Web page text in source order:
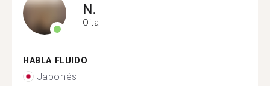
N.
Oita
HABLA FLUIDO
Japonés